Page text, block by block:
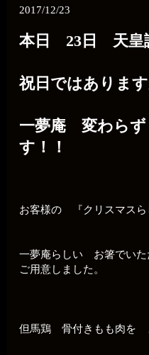
2017/12/23
本日 23日 天皇
祝日ではありま
一夢庵 変わら
す！！
お客様の 『クリスマス
一夢庵らしい お箸でい
ご用意しました。
但馬鶏 骨付きもも肉を